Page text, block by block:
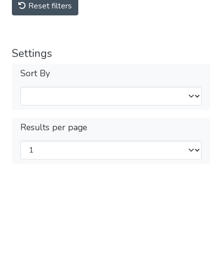
Reset filters
Settings
Sort By
Results per page